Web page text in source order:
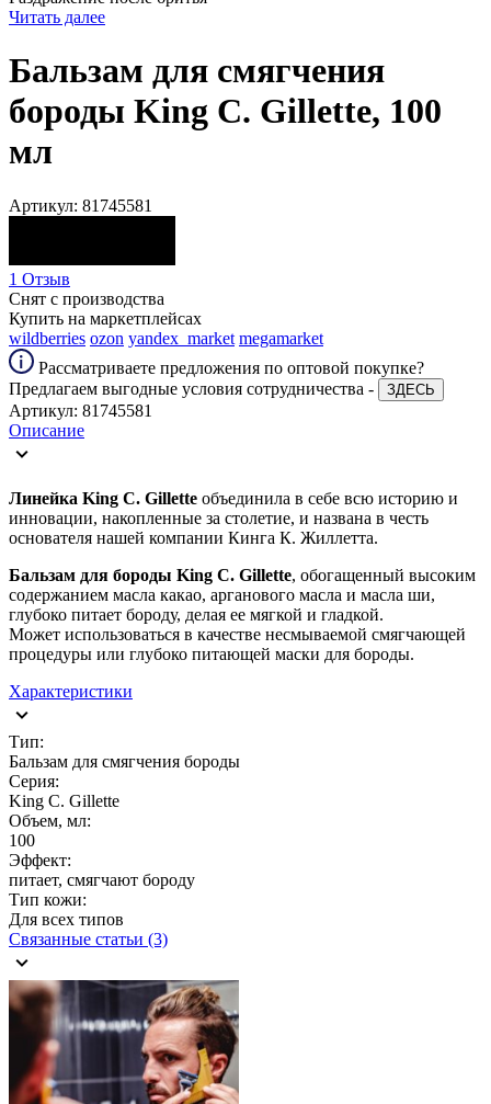
Читать далее
Бальзам для смягчения
бороды King C. Gillette, 100
мл
Артикул: 81745581
1 Отзыв
Снят с производства
Купить на маркетплейсах
wildberries ozon yandex_market megamarket
Рассматриваете предложения по оптовой покупке?
Предлагаем выгодные условия сотрудничества -
ЗДЕСЬ
Артикул: 81745581
Описание
Линейка King C. Gillette объединила в себе всю историю и
инновации, накопленные за столетие, и названа в честь
основателя нашей компании Кинга К. Жиллетта.
Бальзам для бороды King C. Gillette, обогащенный высоким
содержанием масла какао, арганового масла и масла ши,
глубоко питает бороду, делая ее мягкой и гладкой.
Может использоваться в качестве несмываемой смягчающей
процедуры или глубоко питающей маски для бороды.
Характеристики
Тип:
Бальзам для смягчения бороды
Серия:
King C. Gillette
Объем, мл:
100
Эффект:
питает, смягчают бороду
Тип кожи:
Для всех типов
Связанные статьи (3)